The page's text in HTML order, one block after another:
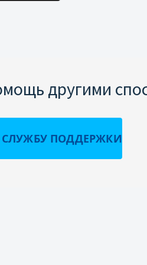
другими
ПОДДЕРЖКИ